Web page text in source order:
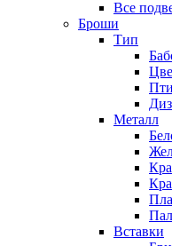
Все
Броши
Тип
Металл
Вставки